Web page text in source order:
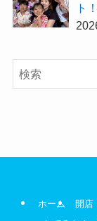
ト
ら
ホーム 開店